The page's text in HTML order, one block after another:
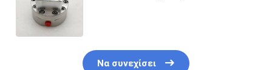
Να συνεχίσει